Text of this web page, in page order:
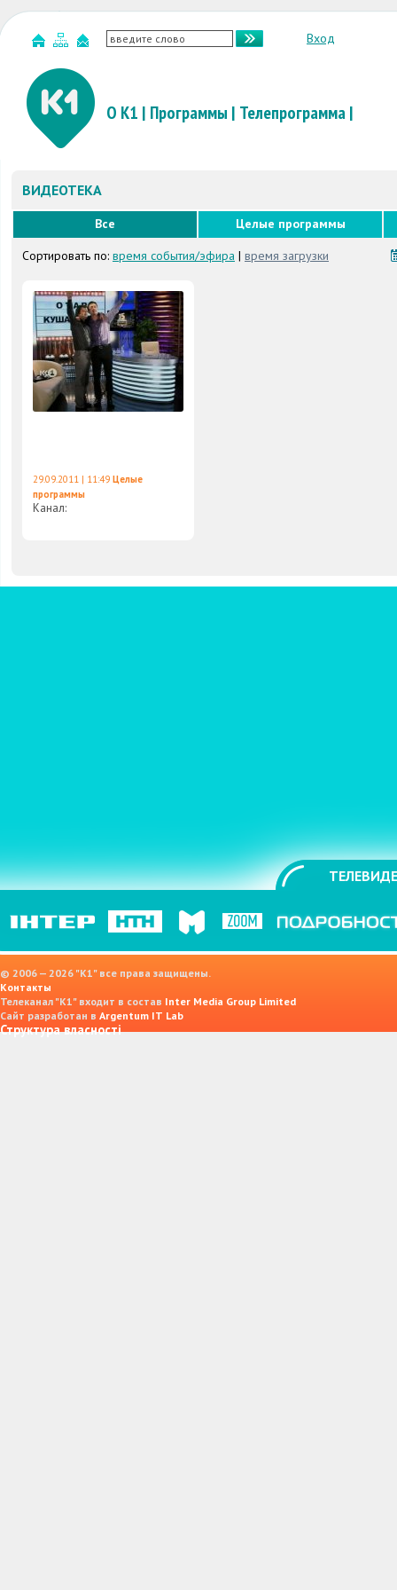
Вход
О К1 | Программы | Телепрограмма|
ВИДЕОТЕКА
Все
Целые программы
Сортировать по: время события/эфира | время загрузки
29.09.2011 | 11:49 Целые
программы
Канал:
© 2006 — 2026 "K1" все права защищены.
Контакты
Телеканал "К1" входит в состав Inter Media Group Limited
Сайт разработан в Argentum IT Lab
Структура власності